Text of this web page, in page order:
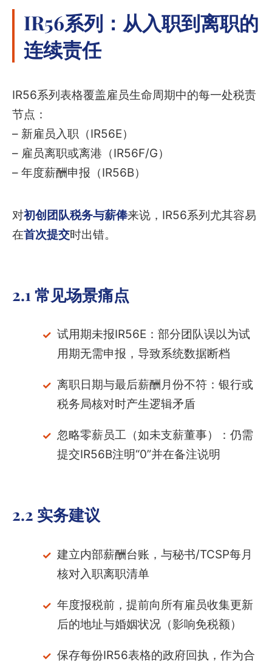
IR56系列：从入职到离职的
连续责任
IR56系列表格覆盖雇员生命周期中的每一处税责
节点：
– 新雇员入职（IR56E）
– 雇员离职或离港（IR56F/G）
– 年度薪酬申报（IR56B）
对初创团队税务与薪俸来说，IR56系列尤其容易
在首次提交时出错。
2.1 常见场景痛点
试用期未报IR56E：部分团队误以为试
用期无需申报，导致系统数据断档
离职日期与最后薪酬月份不符：银行或
税务局核对时产生逻辑矛盾
忽略零薪员工（如未支薪董事）：仍需
提交IR56B注明“0”并在备注说明
2.2 实务建议
建立内部薪酬台账，与秘书/TCSP每月
核对入职离职清单
年度报税前，提前向所有雇员收集更新
后的地址与婚姻状况（影响免税额）
保存每份IR56表格的政府回执，作为合